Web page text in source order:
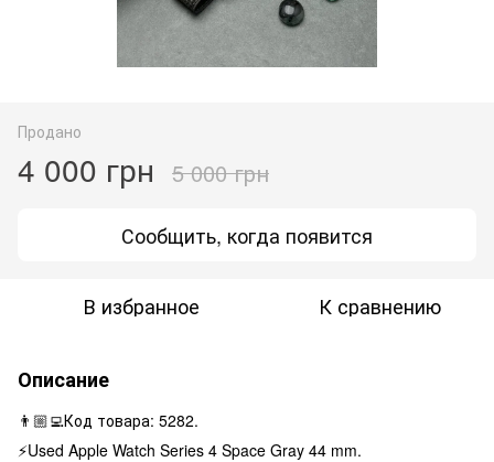
Продано
4 000 грн 5 000 грн
Сообщить, когда появится
В избранное К сравнению
Описание
👨🏼‍💻Код товара: 5282.
⚡️Used Apple Watch Series 4 Space Gray 44 mm.